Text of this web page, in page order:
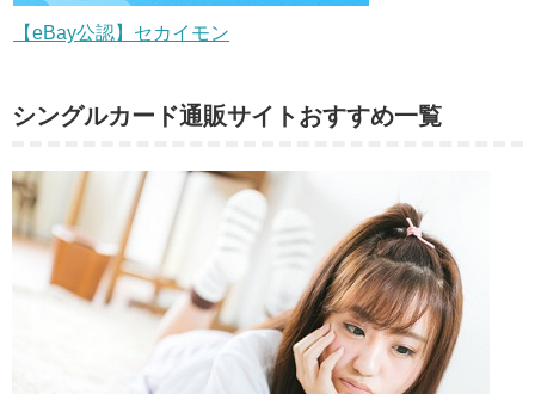
【eBay公認】セカイモン
シングルカード通販サイトおすすめ一覧